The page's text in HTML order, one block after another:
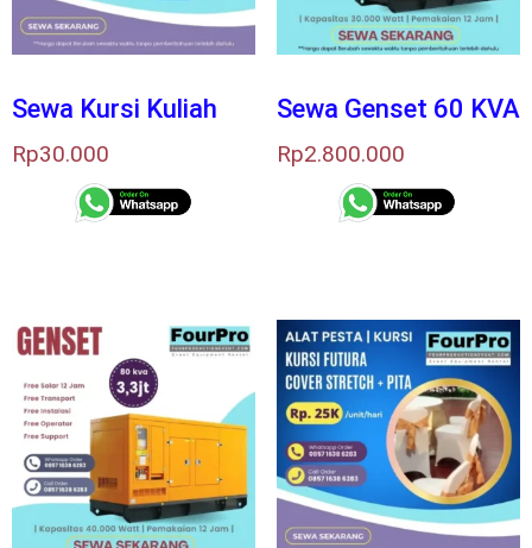
Sewa Kursi Kuliah
Rp30.000
Sewa Genset 60 KVA
Rp2.800.000